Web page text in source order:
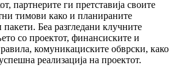
партнерите ги претставија своите
тимови како и планираните
Беа разгледани клучните
со проектот, финансиските и
комуникациските обврски, како
реализација на проектот.